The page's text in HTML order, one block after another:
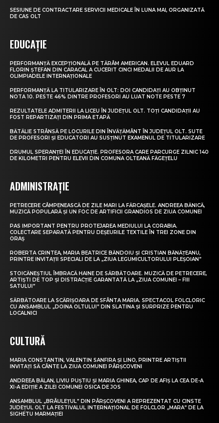
SESIUNE DE CONTRACTARE SERVICII MEDICALE ÎN LUNA MAI, ORGANIZATĂ
DE CAS OLT
EDUCAȚIE
PERFORMANȚĂ EXCEPȚIONALĂ PE TĂRÂM AMERICAN. ELEVUL EDUARD
FLORIN ȘTEFAN DIN CARACAL A CUCERIT CINCI MEDALII DE AUR LA
OLIMPIADELE INTERNAȚIONALE
PERFORMANȚĂ LA TITULARIZARE ÎN OLT: DOI CANDIDAȚI AU OBȚINUT
NOTA 10. PESTE 46% DINTRE PROFESORI AU LUAT NOTE PESTE 7
REZULTATELE ADMITERII LA LICEU ÎN JUDEȚUL OLT. TOȚI CANDIDAȚII AU
FOST REPARTIZAȚI DIN PRIMA ETAPĂ
BĂTĂLIE STRÂNSĂ PE LOCURILE DIN ÎNVĂȚĂMÂNT ÎN JUDEȚUL OLT. SUTE
DE PROFESORI ȘI EDUCATORI AU SUSȚINUT EXAMENUL DE TITULARIZARE
DRUMUL SPERANȚEI ÎN EDUCAȚIE. PROFESORA CARE PARCURGE ZILNIC 140
DE KILOMETRI PENTRU ELEVII DIN COMUNA OLTEANĂ FĂGEȚELU
ADMINISTRAȚIE
PETRECERE CÂMPENEASCĂ DE ZILE MARI LA FĂRCAȘELE. ANDREEA BĂNICĂ,
MUZICĂ POPULARĂ ȘI UN FOC DE ARTIFICII GRANDIOS DE ZIUA COMUNEI
PAS IMPORTANT PENTRU PROTEJAREA MEDIULUI LA CORABIA.
COLECTARE SEPARATĂ PENTRU DEȘEURILE TEXTILE ÎN TREI ZONE DIN
ORAȘ
ROBERTA CRINTEA, MARIA BEATRICE BĂNDOIU ȘI CRISTIAN BĂNĂȚEANU,
PRINTRE INVITAȚII SPECIALI DE LA „ZIUA LEGUMICULTORULUI PLEȘOIAN”
STOICĂNEȘTIUL ÎMBRACĂ HAINE DE SĂRBĂTOARE. MUZICĂ DE PETRECERE,
ARTIȘTI DE TOP ȘI DISTRACȚIE GARANTATĂ LA „ZIUA COMUNEI – FIII
SATULUI”
SĂRBĂTOARE LA SCĂRIȘOARA DE SFÂNTA MARIA. SPECTACOL FOLCLORIC
CU ANSAMBLUL „DOINA OLTULUI” DIN SLATINA ȘI SURPRIZE PENTRU
LOCALNICI
CULTURĂ
MARIA CONSTANTIN, VALENTIN SANFIRA ȘI LINO, PRINTRE ARTIȘTII
INVITAȚI SĂ CÂNTE LA ZIUA COMUNEI PÂRȘCOVENI
ANDREEA BĂLAN, LIVIU PUȘTIU ȘI MARIA GHINEA, CAP DE AFIȘ LA CEA DE-A
XI-A EDIȚIE A ZILEI COMUNEI OSICA DE JOS
ANSAMBLUL „BRÂULEȚUL” DIN PÂRȘCOVENI A REPREZENTAT CU CINSTE
JUDEȚUL OLT LA FESTIVALUL INTERNAȚIONAL DE FOLCLOR „MARA” DE LA
SIGHETU MARMAȚIEI